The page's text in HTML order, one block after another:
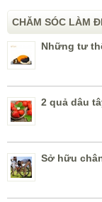
CHĂM SÓC LÀM
Những tư
2 quả dâu
Sở hữu